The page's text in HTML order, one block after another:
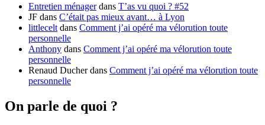
Entretien ménagerdans T’as vu quoi ? #52
JF dans C’était pas mieux avant… à Lyon
littlecelt dans Comment j’ai opéré ma vélorution toute
personnelle
Anthony dans Comment j’ai opéré ma vélorution toute
personnelle
Renaud Ducherdans Comment j’ai opéré ma vélorution toute
personnelle
On parle de quoi ?